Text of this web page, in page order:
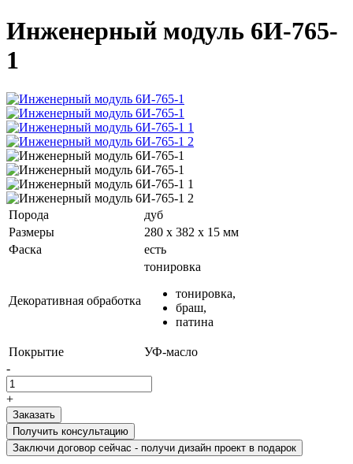
Инженерный модуль 6И-765-
1
Порода
дуб
Размеры
280 х 382 х 15 мм
Фаска
есть
Декоративная обработка
тонировка
тонировка,
браш,
патина
Покрытие
УФ-масло
-
+
Получить консультацию
Заключи договор сейчас - получи дизайн проект в подарок